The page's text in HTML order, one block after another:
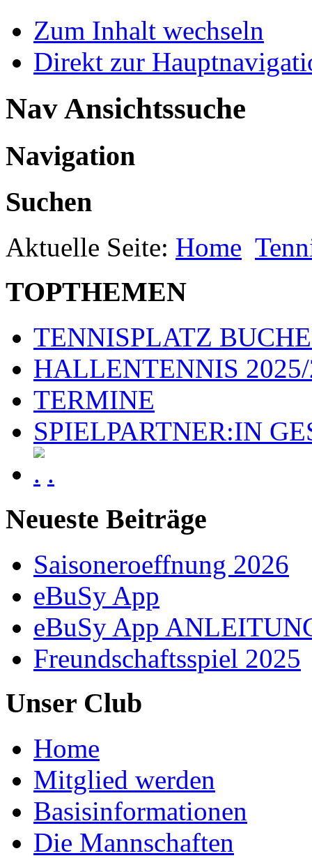
Zum Inhalt wechseln
Direkt zur
Nav Ansichtssuche
Navigation
Suchen
Aktuelle Seite: Home
TOPTHEMEN
TENNISPLATZ
HALLENTENNIS
TERMINE
SPIELPARTNER:IN
.
Neueste Beiträge
Saisoneroeffnung 2026
eBuSy App
eBuSy App
Freundschaftsspiel 2025
Unser Club
Home
Mitglied werden
Basisinformationen
Die Mannschaften